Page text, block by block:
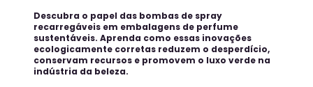
Descubra o papel das bombas de spray
recarregáveis ​​em embalagens de perfume
sustentáveis. Aprenda como essas inovações
ecologicamente corretas reduzem o desperdício,
conservam recursos e promovem o luxo verde na
indústria da beleza.